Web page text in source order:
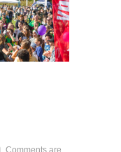
Comments are